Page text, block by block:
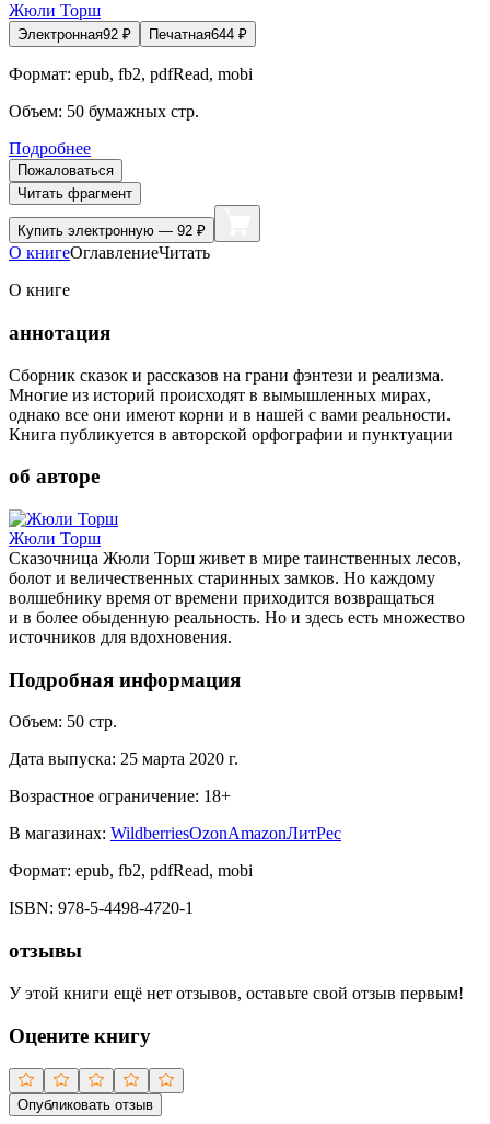
Жюли Торш
Электронная92 ₽ Печатная644 ₽
Формат: epub, fb2, pdfRead, mobi
Объем: 50 бумажных стр.
Подробнее
Пожаловаться
Читать фрагмент
Купить электронную — 92 ₽
О книгеОглавлениеЧитать
О книге
аннотация
Сборник сказок и рассказов на грани фэнтези и реализма.
Многие из историй происходят в вымышленных мирах,
однако все они имеют корни и в нашей с вами реальности.
Книга публикуется в авторской орфографии и пунктуации
об авторе
Жюли Торш
Сказочница Жюли Торш живет в мире таинственных лесов,
болот и величественных старинных замков. Но каждому
волшебнику время от времени приходится возвращаться
и в более обыденную реальность. Но и здесь есть множество
источников для вдохновения.
Подробная информация
Объем: 50 стр.
Дата выпуска: 25 марта 2020 г.
Возрастное ограничение: 18+
В магазинах: WildberriesOzonAmazonЛитРес
Формат: epub, fb2, pdfRead, mobi
ISBN: 978-5-4498-4720-1
отзывы
У этой книги ещё нет отзывов, оставьте свой отзыв первым!
Оцените книгу
Опубликовать отзыв